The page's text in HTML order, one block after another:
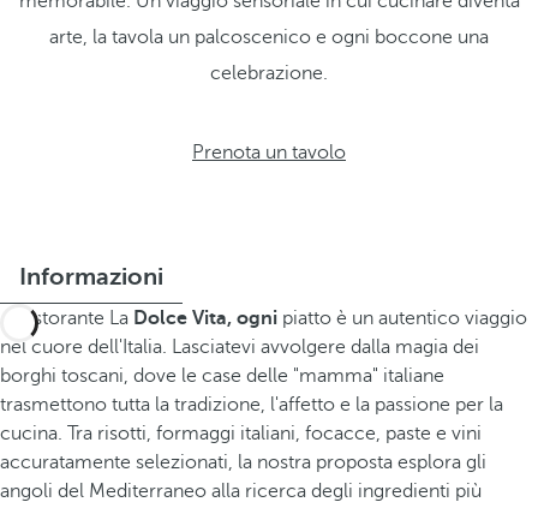
arte, la tavola un palcoscenico e ogni boccone una
celebrazione.
Prenota un tavolo
Informazioni
Al ristorante La Dolce Vita, ogni piatto è un autentico viaggio
nel cuore dell'Italia. Lasciatevi avvolgere dalla magia dei
borghi toscani, dove le case delle "mamma" italiane
trasmettono tutta la tradizione, l'affetto e la passione per la
cucina. Tra risotti, formaggi italiani, focacce, paste e vini
accuratamente selezionati, la nostra proposta esplora gli
angoli del Mediterraneo alla ricerca degli ingredienti più